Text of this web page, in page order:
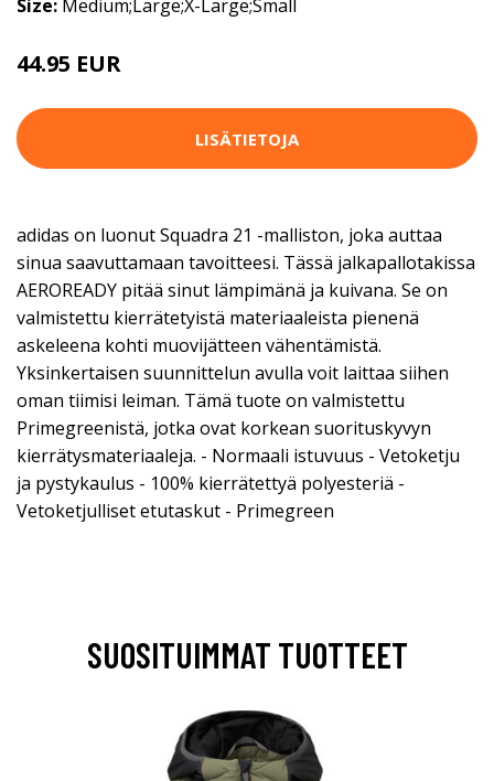
Size: Medium;Large;X-Large;Small
44.95 EUR
LISÄTIETOJA
adidas on luonut Squadra 21 -malliston, joka auttaa
sinua saavuttamaan tavoitteesi. Tässä jalkapallotakissa
AEROREADY pitää sinut lämpimänä ja kuivana. Se on
valmistettu kierrätetyistä materiaaleista pienenä
askeleena kohti muovijätteen vähentämistä.
Yksinkertaisen suunnittelun avulla voit laittaa siihen
oman tiimisi leiman. Tämä tuote on valmistettu
Primegreenistä, jotka ovat korkean suorituskyvyn
kierrätysmateriaaleja. - Normaali istuvuus - Vetoketju
ja pystykaulus - 100% kierrätettyä polyesteriä -
Vetoketjulliset etutaskut - Primegreen
SUOSITUIMMAT TUOTTEET